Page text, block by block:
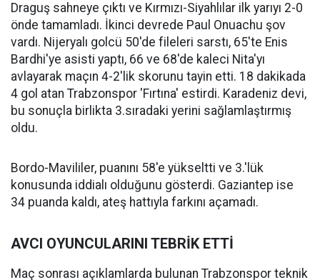
Draguş sahneye çıktı ve Kırmızı-Siyahlılar ilk yarıyı 2-0
önde tamamladı. İkinci devrede Paul Onuachu şov
vardı. Nijeryalı golcü 50'de fileleri sarstı, 65'te Enis
Bardhi'ye asisti yaptı, 66 ve 68'de kaleci Nita'yı
avlayarak maçın 4-2'lik skorunu tayin etti. 18 dakikada
4 gol atan Trabzonspor 'Fırtına' estirdi. Karadeniz devi,
bu sonuçla birlikta 3.sıradaki yerini sağlamlaştırmış
oldu.
Bordo-Mavililer, puanını 58'e yükseltti ve 3.'lük
konusunda iddialı olduğunu gösterdi. Gaziantep ise
34 puanda kaldı, ateş hattıyla farkını açamadı.
AVCI OYUNCULARINI TEBRİK ETTİ
Maç sonrası açıklamlarda bulunan Trabzonspor teknik